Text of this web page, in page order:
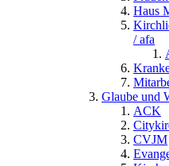
Haus
/ afa
Glaube und
ACK
CVJM